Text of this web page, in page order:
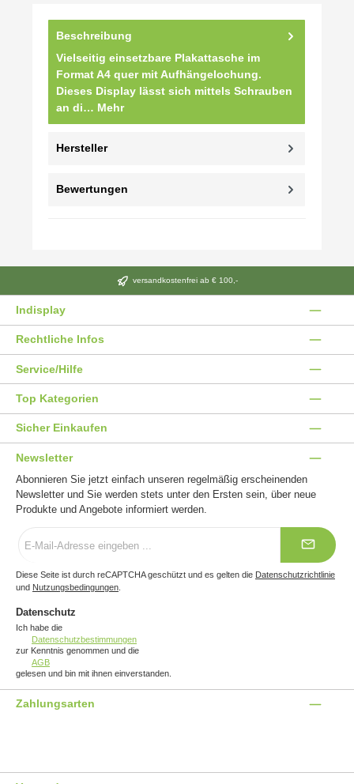
Beschreibung
Vielseitig einsetzbare Plakattasche im
Format A4 quer mit Aufhängelochung.
Dieses Display lässt sich mittels Schrauben
an di… Mehr
Hersteller
Bewertungen
versandkostenfrei ab € 100,-
Indisplay
Rechtliche Infos
Service/Hilfe
Top Kategorien
Sicher Einkaufen
Newsletter
Abonnieren Sie jetzt einfach unseren regelmäßig erscheinenden
Newsletter und Sie werden stets unter den Ersten sein, über neue
Produkte und Angebote informiert werden.
Mail-
Diese Seite ist durch reCAPTCHA geschützt und es gelten die Datenschutzrichtlinie
und Nutzungsbedingungen
Datenschutz
Ich habe die
Datenschutzbestimmungen
zur Kenntnis genommen und die
AGB
gelesen und bin mit ihnen einverstanden.
Zahlungsarten